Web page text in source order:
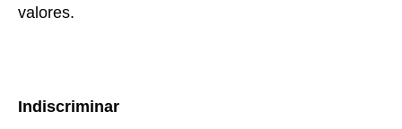
valores.
Indiscriminar